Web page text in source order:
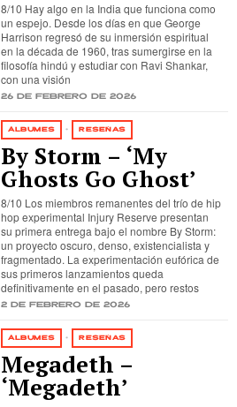
8/10 Hay algo en la India que funciona como
un espejo. Desde los días en que George
Harrison regresó de su inmersión espiritual
en la década de 1960, tras sumergirse en la
filosofía hindú y estudiar con Ravi Shankar,
con una visión
26 de febrero de 2026
ÁLBUMES · RESEÑAS
By Storm – ‘My
Ghosts Go Ghost’
8/10 Los miembros remanentes del trío de hip
hop experimental Injury Reserve presentan
su primera entrega bajo el nombre By Storm:
un proyecto oscuro, denso, existencialista y
fragmentado. La experimentación eufórica de
sus primeros lanzamientos queda
definitivamente en el pasado, pero restos
2 de febrero de 2026
ÁLBUMES · RESEÑAS
Megadeth –
‘Megadeth’